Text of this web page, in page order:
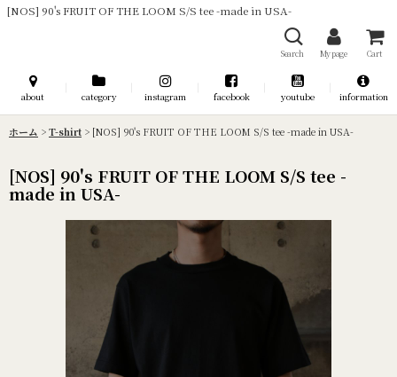
[NOS] 90's FRUIT OF THE LOOM S/S tee -made in USA-
Search My page Cart
about category instagram facebook youtube information
ホーム > T-shirt > [NOS] 90's FRUIT OF THE LOOM S/S tee -made in USA-
[NOS] 90's FRUIT OF THE LOOM S/S tee -
made in USA-